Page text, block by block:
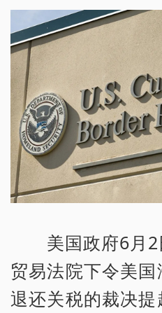
美国政府6月2
贸易法院下令美
退还关税的裁决